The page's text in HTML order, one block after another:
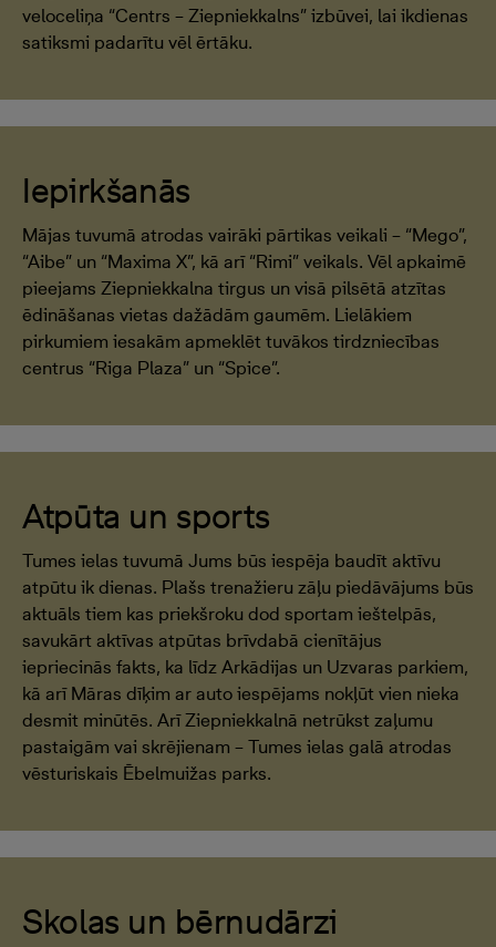
veloceliņa “Centrs – Ziepniekkalns” izbūvei, lai ikdienas
satiksmi padarītu vēl ērtāku.
Iepirkšanās
Mājas tuvumā atrodas vairāki pārtikas veikali – “Mego”,
“Aibe” un “Maxima X”, kā arī “Rimi” veikals. Vēl apkaimē
pieejams Ziepniekkalna tirgus un visā pilsētā atzītas
ēdināšanas vietas dažādām gaumēm. Lielākiem
pirkumiem iesakām apmeklēt tuvākos tirdzniecības
centrus “Riga Plaza” un “Spice”.
Atpūta un sports
Tumes ielas tuvumā Jums būs iespēja baudīt aktīvu
atpūtu ik dienas. Plašs trenažieru zāļu piedāvājums būs
aktuāls tiem kas priekšroku dod sportam ieštelpās,
savukārt aktīvas atpūtas brīvdabā cienītājus
iepriecinās fakts, ka līdz Arkādijas un Uzvaras parkiem,
kā arī Māras dīķim ar auto iespējams nokļūt vien nieka
desmit minūtēs. Arī Ziepniekkalnā netrūkst zaļumu
pastaigām vai skrējienam – Tumes ielas galā atrodas
vēsturiskais Ēbelmuižas parks.
Skolas un bērnudārzi